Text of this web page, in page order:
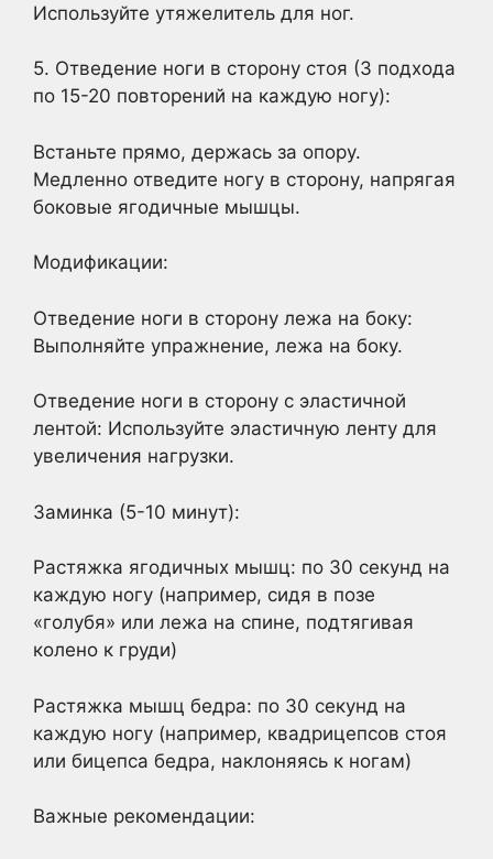
Используйте утяжелитель для ног.
5. Отведение ноги в сторону стоя (3 подхода
по 15-20 повторений на каждую ногу):
Встаньте прямо, держась за опору.
Медленно отведите ногу в сторону, напрягая
боковые ягодичные мышцы.
Модификации:
Отведение ноги в сторону лежа на боку:
Выполняйте упражнение, лежа на боку.
Отведение ноги в сторону с эластичной
лентой: Используйте эластичную ленту для
увеличения нагрузки.
Заминка (5-10 минут):
Растяжка ягодичных мышц: по 30 секунд на
каждую ногу (например, сидя в позе
«голубя» или лежа на спине, подтягивая
колено к груди)
Растяжка мышц бедра: по 30 секунд на
каждую ногу (например, квадрицепсов стоя
или бицепса бедра, наклоняясь к ногам)
Важные рекомендации: